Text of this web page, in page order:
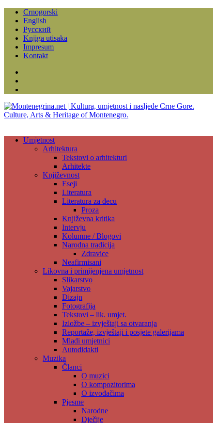
Crnogorski
English
Русский
Knjiga utisaka
Impresum
Kontakt
Umjetnost
Arhitektura
Tekstovi o arhitekturi
Arhitekte
Književnost
Eseji
Literatura
Literatura za đecu
Proza
Književna kritika
Intervju
Kolumne / Blogovi
Narodna tradicija
Zdravice
Neafirmisani
Likovna i primijenjena umjetnost
Slikarstvo
Vajarstvo
Dizajn
Fotografija
Tekstovi – lik. umjet.
Izložbe – izvještaji sa otvaranja
Reportaže, izvještaji i posjete galerijama
Mladi umjetnici
Autodidakti
Muzika
Članci
O muzici
O kompozitorima
O izvođačima
Pjesme
Narodne
Dječije